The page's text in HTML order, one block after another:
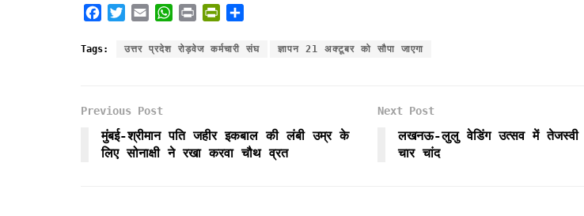
c
o
k
i
r
a
a
p
i
i
i
e
a
Tags: उत्तर प्रदेश रोड़वेज कर्मचारी संघ ज्ञापन 21 अक्टूबर को सौपा जाएगा
Previous Post
मुंबई-श्रीमान पति जहीर इकबाल की लंबी उम्र के
लिए सोनाक्षी ने रखा करवा चौथ व्रत
Next Post
लखनऊ-लुलु वेडिंग उत्सव में तेजस्वी
चार चांद